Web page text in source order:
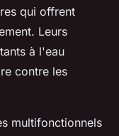
qui offrent
Leurs
à l'eau
contre les
multifonctionnels